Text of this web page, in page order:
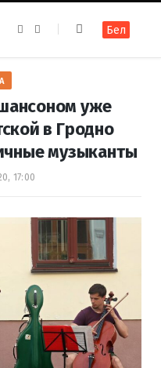
e
k
t
a
m
Бел
уже
в Гродно
музыканты
17:00